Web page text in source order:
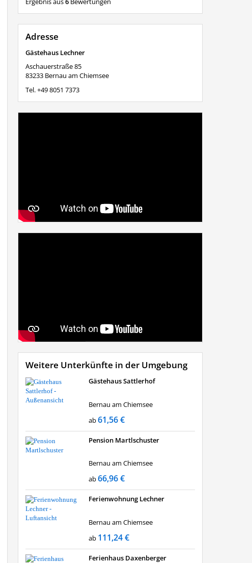
Adresse
Gästehaus Lechner
Aschauerstraße 85
83233 Bernau am Chiemsee
Tel.+49 8051 7373
Weitere Unterkünfte in der Umgebung
Gästehaus Sattlerhof
Bernau am Chiemsee
ab61,56 €
Pension Martlschuster
Bernau am Chiemsee
ab66,96 €
Ferienwohnung Lechner
Bernau am Chiemsee
ab 111,24 €
Ferienhaus Daxenberger